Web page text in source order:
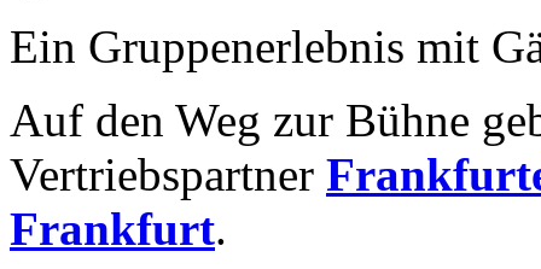
Ein Gruppenerlebnis mit
Auf den Weg zur Bühne
Vertriebspartner
Frankfurt.